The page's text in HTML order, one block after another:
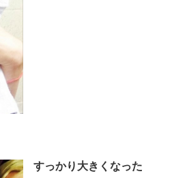
すっかり大きくなった